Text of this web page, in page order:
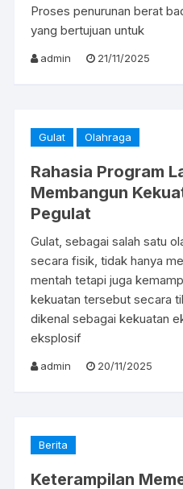
Proses penurunan berat
yang bertujuan untuk
admin 21/11/2025
Gulat Olahraga
Rahasia Program
Membangun
Pegulat
Gulat, sebagai salah satu
secara fisik, tidak hanya
mentah tetapi juga
kekuatan tersebut secara
dikenal sebagai kekuatan
eksplosif
admin 20/11/2025
Berita
Keterampilan